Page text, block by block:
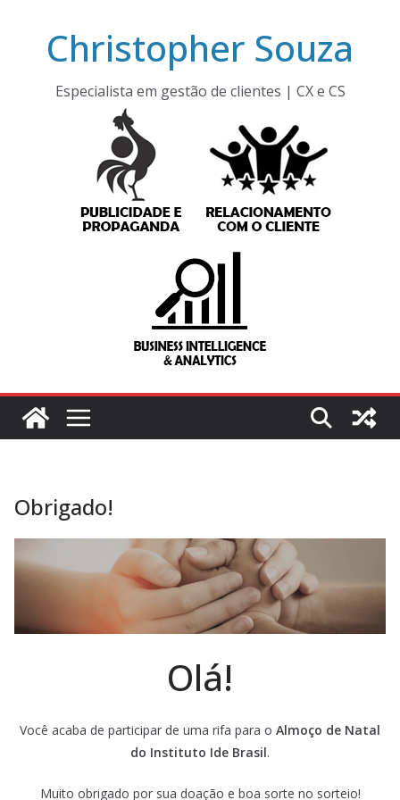
conteúdo
Christopher Souza
Especialista em gestão de clientes | CX e CS
Obrigado!
Olá!
Você acaba de participar de uma rifa para o Almoço de Natal
do Instituto Ide Brasil.
Muito obrigado por sua doação e boa sorte no sorteio!